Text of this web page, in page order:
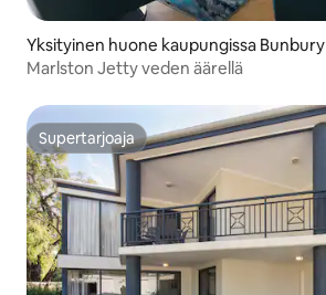
Yksityinen huone kaupungissa Bunbury
Marlston Jetty veden äärellä
Supertarjoaja
Supertarjoaja